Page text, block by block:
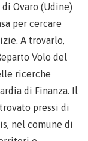
Ovaro (Udine)
per cercare
A trovarlo,
Volo del
ricerche
di Finanza. Il
pressi di
nel comune di